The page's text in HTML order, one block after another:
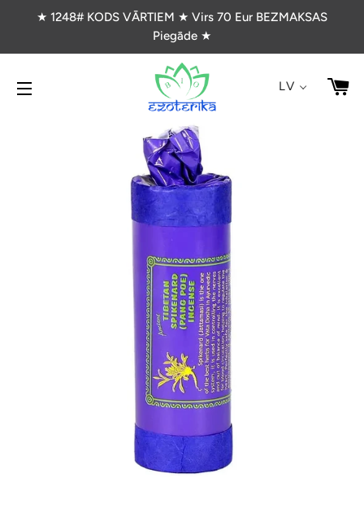
★ 1248# KODS VĀRTIEM ★ Virs 70 Eur BEZMAKSAS
Piegāde ★
VIETNES NAVIGĀCIJA
LV